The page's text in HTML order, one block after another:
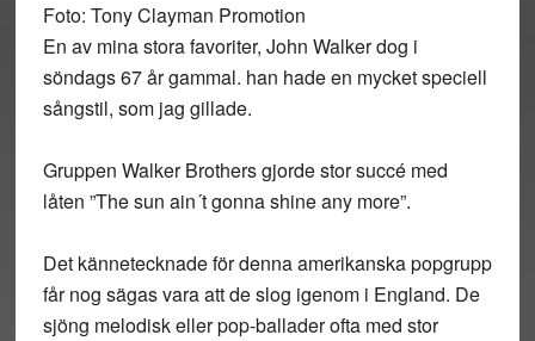
Foto: Tony Clayman Promotion
En av mina stora favoriter, John Walker dog i
söndags 67 år gammal. han hade en mycket speciell
sångstil, som jag gillade.
Gruppen Walker Brothers gjorde stor succé med
låten ”The sun ain´t gonna shine any more”.
Det kännetecknade för denna amerikanska popgrupp
får nog sägas vara att de slog igenom i England. De
sjöng melodisk eller pop-ballader ofta med stor